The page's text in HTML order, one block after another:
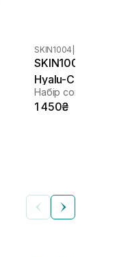
SKIN1004
SKIN1004
Hyalu-Cica Water-
1 450₴